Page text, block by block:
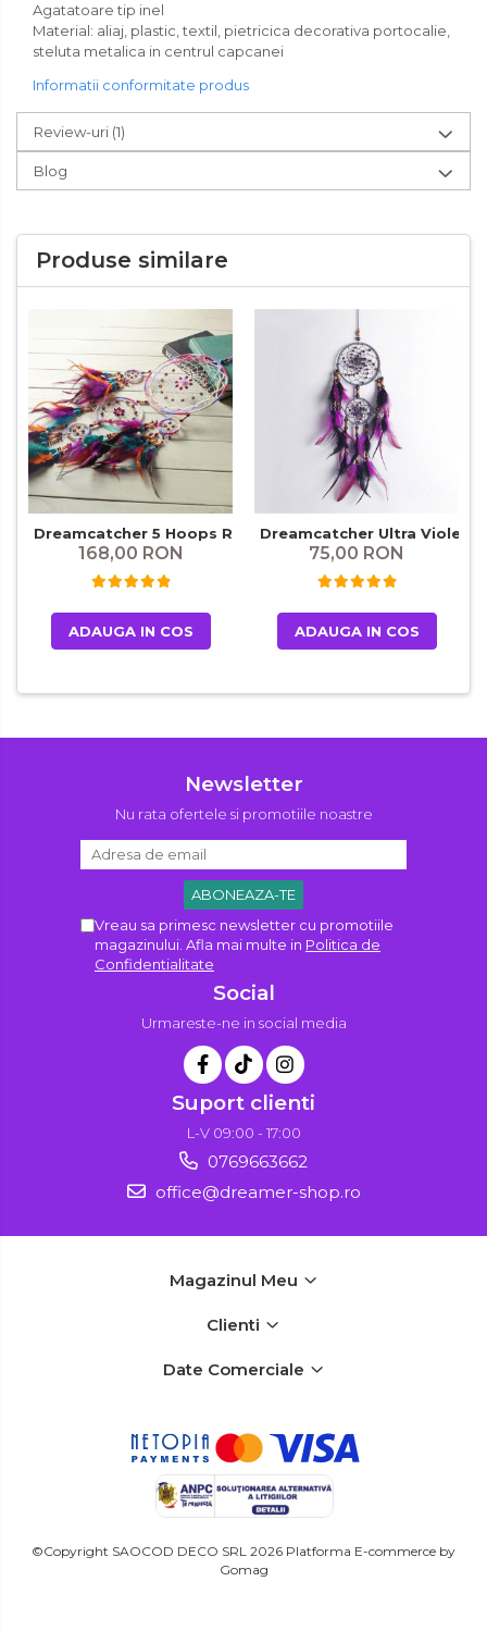
Agatatoare tip inel
Material: aliaj, plastic, textil, pietricica decorativa portocalie,
steluta metalica in centrul capcanei
Informatii conformitate produs
Review-uri (1)
Blog
Produse similare
Dreamcatcher 5 Hoops Regalo
168,00 RON
ADAUGA IN COS
Dreamcatcher Ultra Violet
75,00 RON
ADAUGA IN COS
Newsletter
Nu rata ofertele si promotiile noastre
Vreau sa primesc newsletter cu promotiile
magazinului. Afla mai multe in Politica de
Confidentialitate
Social
Urmareste-ne in social media
Suport clienti
L-V 09:00 - 17:00
0769663662
office@dreamer-shop.ro
Magazinul Meu
Clienti
Date Comerciale
©Copyright SAOCOD DECO SRL 2026 Platforma E-commerce by
Gomag